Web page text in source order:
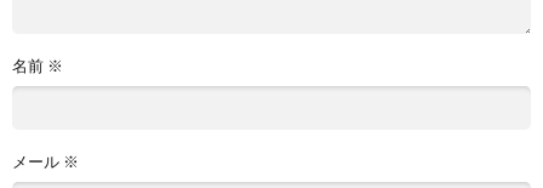
名前 ※
メール ※